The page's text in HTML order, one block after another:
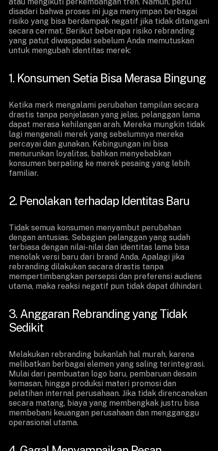
disadari bahwa proses ini juga menyimpan berbagai
risiko yang bisa berdampak negatif jika tidak ditangani
secara cermat. Berikut beberapa risiko rebranding
yang patut diwaspadai sebelum Anda memutuskan
untuk mengubah identitas merek:
1. Konsumen Setia Bisa Merasa Bingung
Ketika merk mengalami perubahan tampilan secara
drastis tanpa penjelasan yang jelas, pelanggan lama
dapat merasa kehilangan arah. Mereka mungkin tidak
lagi mengenali merek yang sebelumnya mereka
percayai dan gunakan. Kebingungan ini bisa
menurunkan loyalitas, bahkan menyebabkan
konsumen berpaling ke merek pesaing yang lebih
familiar.
2. Penolakan terhadap Identitas Baru
Tidak semua konsumen menyambut perubahan
dengan antusias. Sebagian pelanggan yang sudah
terbiasa dengan nilai-nilai dan identitas lama bisa
menolak versi baru dari brand Anda. Apalagi jika
rebranding dilakukan secara drastis tanpa
mempertimbangkan persepsi dan preferensi audiens
utama, maka reaksi negatif pun tidak dapat dihindari.
3. Anggaran Rebranding yang Tidak
Sedikit
Melakukan rebranding bukanlah hal murah, karena
melibatkan berbagai elemen yang saling terintegrasi.
Mulai dari pembuatan logo baru, pembaruan desain
kemasan, hingga produksi materi promosi dan
pelatihan internal perusahaan. Jika tidak direncanakan
secara matang, biaya yang membengkak justru bisa
membebani keuangan perusahaan dan mengganggu
operasional utama.